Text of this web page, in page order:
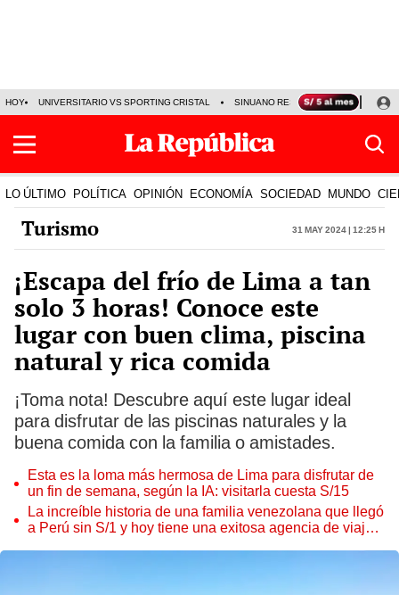
HOY UNIVERSITARIO VS SPORTING CRISTAL SINUANO RESULTADOS HOY
LO ÚLTIMO POLÍTICA OPINIÓN ECONOMÍA SOCIEDAD MUNDO
Turismo 31 May 2024 | 12:25 h
¡Escapa del frío de Lima a tan
solo 3 horas! Conoce este
lugar con buen clima, piscina
natural y rica comida
¡Toma nota! Descubre aquí este lugar ideal
para disfrutar de las piscinas naturales y la
buena comida con la familia o amistades.
Esta es la loma más hermosa de Lima para disfrutar de
un fin de semana, según la IA: visitarla cuesta S/15
La increíble historia de una familia venezolana que llegó
a Perú sin S/1 y hoy tiene una exitosa agencia de viajes